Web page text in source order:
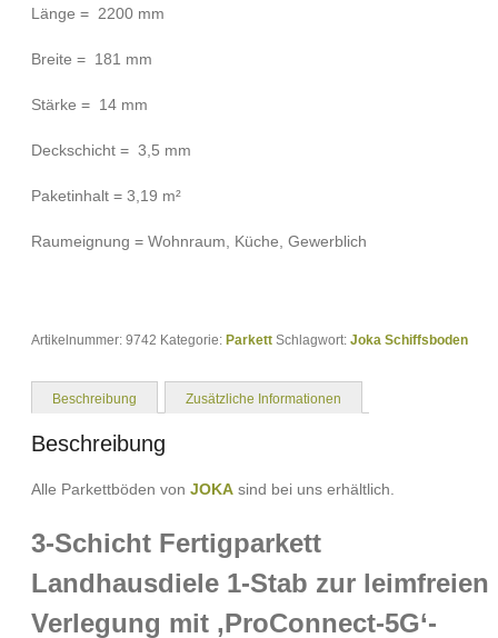
Länge = 2200 mm
Breite = 181 mm
Stärke = 14 mm
Deckschicht = 3,5 mm
Paketinhalt = 3,19 m²
Raumeignung = Wohnraum, Küche, Gewerblich
Artikelnummer: 9742 Kategorie: Parkett Schlagwort: Joka Schiffsboden
Beschreibung Zusätzliche Informationen
Beschreibung
Alle Parkettböden von JOKA sind bei uns erhältlich.
3-Schicht Fertigparkett
Landhausdiele 1-Stab zur leimfreien
Verlegung mit ‚ProConnect-5G‘-